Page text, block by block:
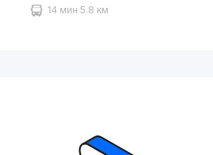
14 мин 5.8 км